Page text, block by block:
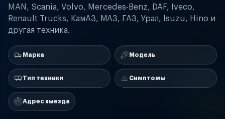
MAN, Scania, Volvo, Mercedes-Benz, DAF, Iveco,
Renault Trucks, КамАЗ, МАЗ, ГАЗ, Урал, Isuzu, Hino и
другая техника.
Марка Модель
Тип техники Симптомы
Адрес выезда